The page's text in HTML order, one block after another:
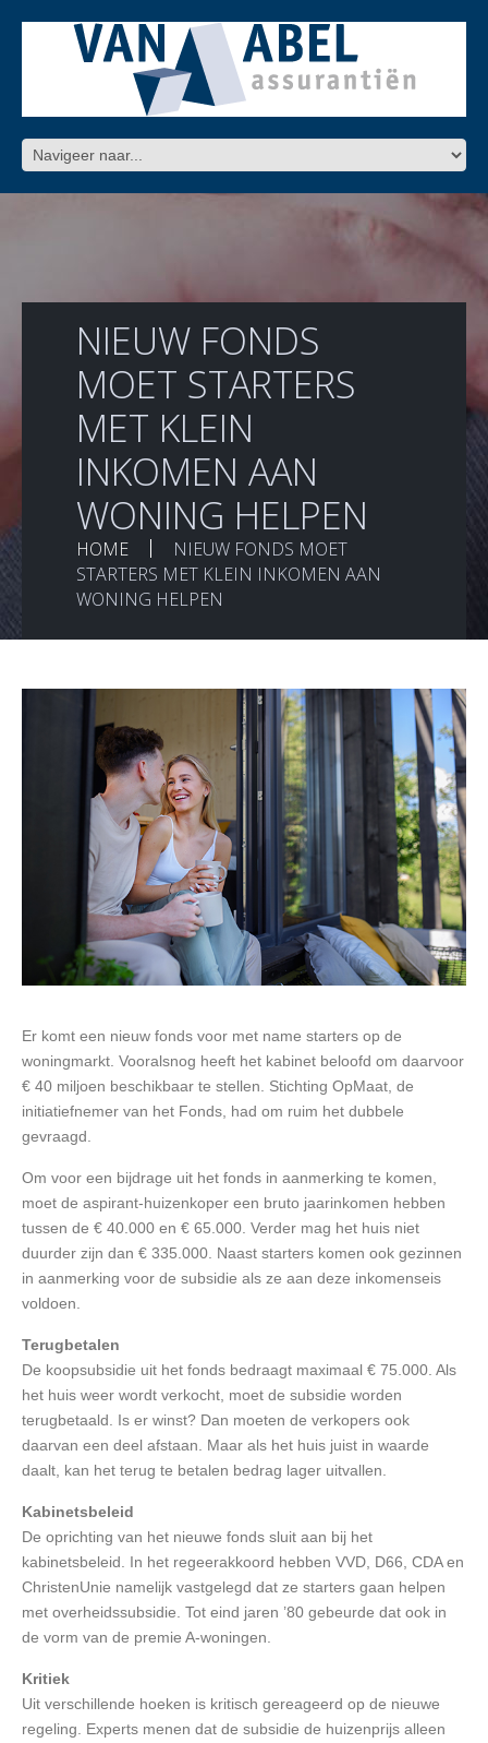
NIEUW FONDS
MOET STARTERS
MET KLEIN
INKOMEN AAN
WONING HELPEN
HOME
NIEUW FONDS MOET
STARTERS MET KLEIN INKOMEN AAN
WONING HELPEN
Er komt een nieuw fonds voor met name starters op de
woningmarkt. Vooralsnog heeft het kabinet beloofd om daarvoor
€ 40 miljoen beschikbaar te stellen. Stichting OpMaat, de
initiatiefnemer van het Fonds, had om ruim het dubbele
gevraagd.
Om voor een bijdrage uit het fonds in aanmerking te komen,
moet de aspirant-huizenkoper een bruto jaarinkomen hebben
tussen de € 40.000 en € 65.000. Verder mag het huis niet
duurder zijn dan € 335.000. Naast starters komen ook gezinnen
in aanmerking voor de subsidie als ze aan deze inkomenseis
voldoen.
Terugbetalen
De koopsubsidie uit het fonds bedraagt maximaal € 75.000. Als
het huis weer wordt verkocht, moet de subsidie worden
terugbetaald. Is er winst? Dan moeten de verkopers ook
daarvan een deel afstaan. Maar als het huis juist in waarde
daalt, kan het terug te betalen bedrag lager uitvallen.
Kabinetsbeleid
De oprichting van het nieuwe fonds sluit aan bij het
kabinetsbeleid. In het regeerakkoord hebben VVD, D66, CDA en
ChristenUnie namelijk vastgelegd dat ze starters gaan helpen
met overheidssubsidie. Tot eind jaren ’80 gebeurde dat ook in
de vorm van de premie A-woningen.
Kritiek
Uit verschillende hoeken is kritisch gereageerd op de nieuwe
regeling. Experts menen dat de subsidie de huizenprijs alleen